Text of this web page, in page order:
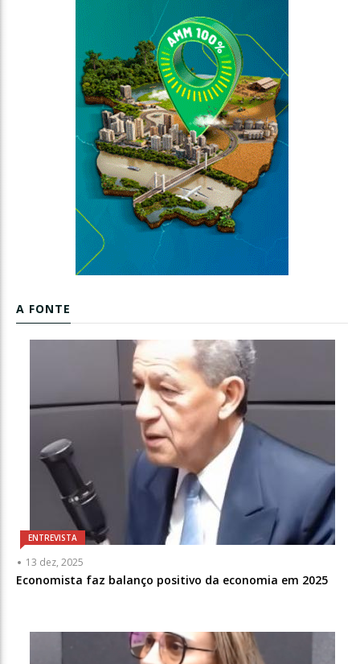
A FONTE
ENTREVISTA
13 dez, 2025
Economista faz balanço positivo da economia em 2025